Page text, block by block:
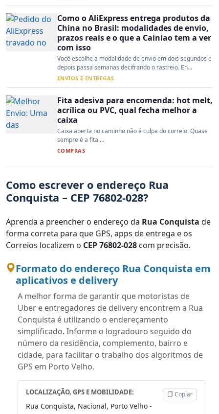
Como o AliExpress entrega produtos da
China no Brasil: modalidades de envio,
prazos reais e o que a Cainiao tem a ver
com isso
Você escolhe a modalidade de envio em dois segundos e
depois passa semanas decifrando o rastreio. En...
ENVIOS E ENTREGAS
Fita adesiva para encomenda: hot melt,
acrílica ou PVC, qual fecha melhor a
caixa
Caixa aberta no caminho não é culpa do correio. Quase
sempre é a fita....
COMPRAS
Como escrever o endereço Rua
Conquista – CEP 76802-028?
Aprenda a preencher o endereço da Rua Conquista de
forma correta para que GPS, apps de entrega e os
Correios localizem o CEP 76802-028 com precisão.
Formato do endereço Rua Conquista em
aplicativos e delivery
A melhor forma de garantir que motoristas de
Uber e entregadores de delivery encontrem a Rua
Conquista é utilizando o endereçamento
simplificado. Informe o logradouro seguido do
número da residência, complemento, bairro e
cidade, para facilitar o trabalho dos algoritmos de
GPS em Porto Velho.
LOCALIZAÇÃO, GPS E MOBILIDADE:
Rua Conquista, Nacional, Porto Velho -
Copiar